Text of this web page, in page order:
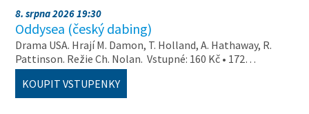
8. srpna 2026 19:30
Oddysea (český dabing)
Drama USA. Hrají M. Damon, T. Holland, A. Hathaway, R.
Pattinson. Režie Ch. Nolan. Vstupné: 160 Kč • 172…
KOUPIT VSTUPENKY